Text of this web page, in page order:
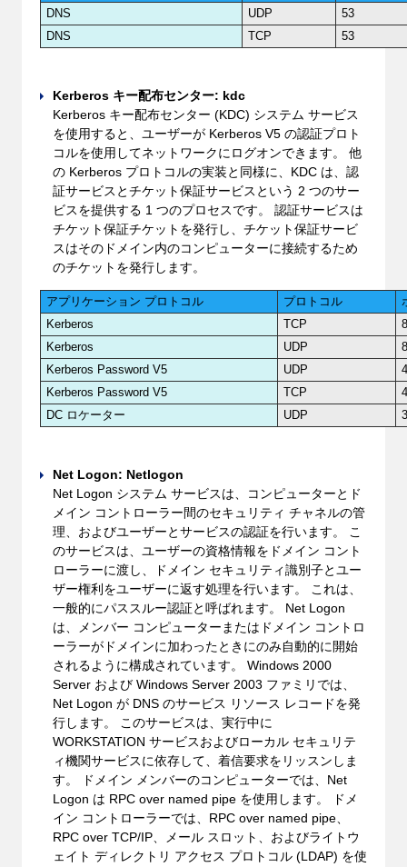
DNS UDP
53
DNS
TCP 53
Kerberos キー配布センター: kdc
Kerberos キー配布センター (KDC) システム サービス
を使用すると、ユーザーが Kerberos V5 の認証プロト
コルを使用してネットワークにログオンできます。 他
の Kerberos プロトコルの実装と同様に、KDC は、認
証サービスとチケット保証サービスという 2 つのサー
ビスを提供する 1 つのプロセスです。 認証サービスは
チケット保証チケットを発行し、チケット保証サービ
スはそのドメイン内のコンピューターに接続するため
のチケットを発行します。
アプリケーション プロトコル プロトコル
Kerberos
TCP
Kerberos
UDP
Kerberos Password V5
UDP
Kerberos Password V5
TCP
DC ロケーター
UDP
Net Logon: Netlogon
Net Logon システム サービスは、コンピューターとド
メイン コントローラー間のセキュリティ チャネルの管
理、およびユーザーとサービスの認証を行います。 こ
のサービスは、ユーザーの資格情報をドメイン コント
ローラーに渡し、ドメイン セキュリティ識別子とユー
ザー権利をユーザーに返す処理を行います。 これは、
一般的にパススルー認証と呼ばれます。 Net Logon
は、メンバー コンピューターまたはドメイン コントロ
ーラーがドメインに加わったときにのみ自動的に開始
されるように構成されています。 Windows 2000
Server および Windows Server 2003 ファミリでは、
Net Logon が DNS のサービス リソース レコードを発
行します。 このサービスは、実行中に
WORKSTATION サービスおよびローカル セキュリテ
ィ機関サービスに依存して、着信要求をリッスンしま
す。 ドメイン メンバーのコンピューターでは、Net
Logon は RPC over named pipe を使用します。 ドメ
イン コントローラーでは、RPC over named pipe、
RPC over TCP/IP、メール スロット、およびライトウ
ェイト ディレクトリ アクセス プロトコル (LDAP) を使